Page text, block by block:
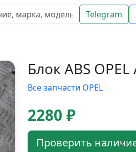
Telegram
Блок ABS
Все запчасти OPEL
2280 ₽
Проверить